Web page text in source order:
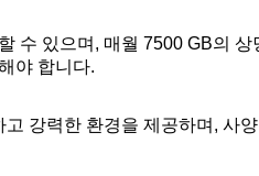
수 있으며, 매월 7500 GB의
야 합니다.
강력한 환경을 제공하며, 사